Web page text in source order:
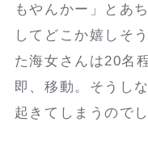
もやんかー」とあ
してどこか嬉しそ
た海女さんは20名
即、移動。そうし
起きてしまうのでし